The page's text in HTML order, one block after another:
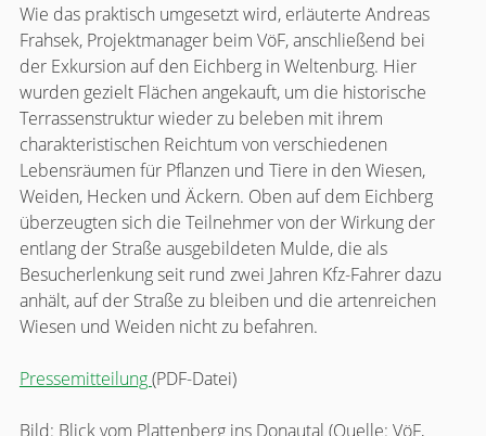
Wie das praktisch umgesetzt wird, erläuterte Andreas
Frahsek, Projektmanager beim VöF, anschließend bei
der Exkursion auf den Eichberg in Weltenburg. Hier
wurden gezielt Flächen angekauft, um die historische
Terrassenstruktur wieder zu beleben mit ihrem
charakteristischen Reichtum von verschiedenen
Lebensräumen für Pflanzen und Tiere in den Wiesen,
Weiden, Hecken und Äckern. Oben auf dem Eichberg
überzeugten sich die Teilnehmer von der Wirkung der
entlang der Straße ausgebildeten Mulde, die als
Besucherlenkung seit rund zwei Jahren Kfz-Fahrer dazu
anhält, auf der Straße zu bleiben und die artenreichen
Wiesen und Weiden nicht zu befahren.
Pressemitteilung(PDF-Datei)
Bild: Blick vom Plattenberg ins Donautal (Quelle: VöF,